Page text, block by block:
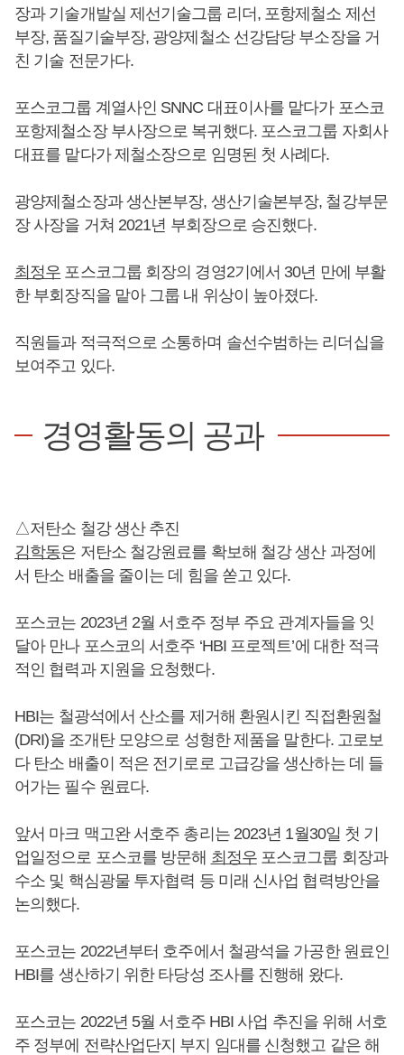
장과 기술개발실 제선기술그룹 리더, 포항제철소 제선
부장, 품질기술부장, 광양제철소 선강담당 부소장을 거
친 기술 전문가다.
포스코그룹 계열사인 SNNC 대표이사를 맡다가 포스코
포항제철소장 부사장으로 복귀했다. 포스코그룹 자회사
대표를 맡다가 제철소장으로 임명된 첫 사례다.
광양제철소장과 생산본부장, 생산기술본부장, 철강부문
장 사장을 거쳐 2021년 부회장으로 승진했다.
최정우 포스코그룹 회장의 경영2기에서 30년 만에 부활
한 부회장직을 맡아 그룹 내 위상이 높아졌다.
직원들과 적극적으로 소통하며 솔선수범하는 리더십을
보여주고 있다.
경영활동의 공과
△저탄소 철강 생산 추진
김학동은 저탄소 철강원료를 확보해 철강 생산 과정에
서 탄소 배출을 줄이는 데 힘을 쏟고 있다.
포스코는 2023년 2월 서호주 정부 주요 관계자들을 잇
달아 만나 포스코의 서호주 ‘HBI 프로젝트’에 대한 적극
적인 협력과 지원을 요청했다.
HBI는 철광석에서 산소를 제거해 환원시킨 직접환원철
(DRI)을 조개탄 모양으로 성형한 제품을 말한다. 고로보
다 탄소 배출이 적은 전기로로 고급강을 생산하는 데 들
어가는 필수 원료다.
앞서 마크 맥고완 서호주 총리는 2023년 1월30일 첫 기
업일정으로 포스코를 방문해 최정우포스코그룹 회장과
수소 및 핵심광물 투자협력 등 미래 신사업 협력방안을
논의했다.
포스코는 2022년부터 호주에서 철광석을 가공한 원료인
HBI를 생산하기 위한 타당성 조사를 진행해 왔다.
포스코는 2022년 5월 서호주 HBI 사업 추진을 위해 서호
주 정부에 전략산업단지 부지 임대를 신청했고 같은 해